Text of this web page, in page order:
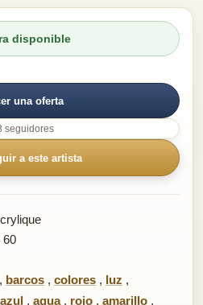
disponible
una oferta
seguidores
a este artista
60
barcos , colores , luz ,
azul , agua, rojo , amarillo ,